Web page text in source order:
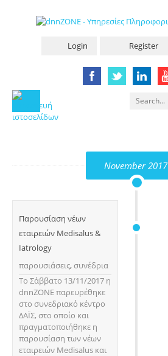
Login Register
November 2017
Παρουσίαση νέων
εταιρειών Medisalus &
Iatrology
παρουσιάσεις,συνέδρια
Το Σάββατο 13/11/2017 η
dnnZONE παρευρέθηκε
στο συνεδριακό κέντρο
ΔΑΪΣ, στο οποίο και
πραγματοποιήθηκε η
παρουσίαση των νέων
εταιρειών Medisalus και